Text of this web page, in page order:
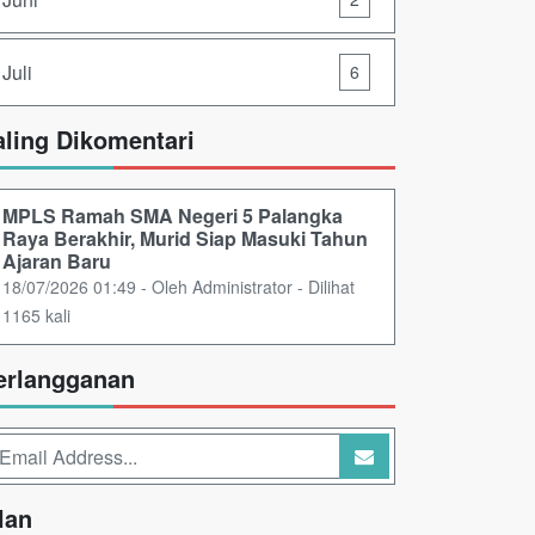
Juli 6
Dikomentari
MPLS Ramah SMA Negeri 5 Palangka
Raya Berakhir, Murid Siap Masuki Tahun
Ajaran Baru
18/07/2026 01:49 - Oleh Administrator - Dilihat
1165 kali